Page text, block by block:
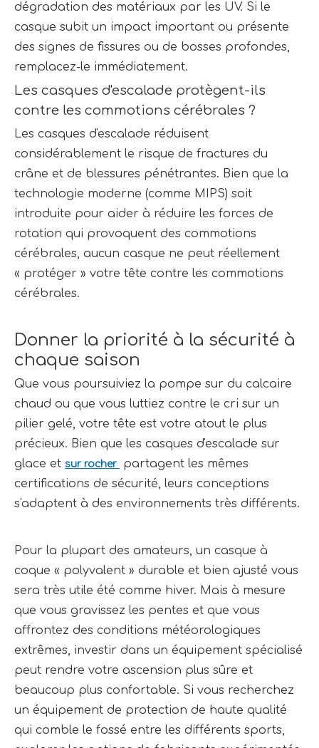
dégradation des matériaux par les UV. Si le
casque subit un impact important ou présente
des signes de fissures ou de bosses profondes,
remplacez-le immédiatement.
Les casques d'escalade protègent-ils
contre les commotions cérébrales ?
Les casques d'escalade réduisent
considérablement le risque de fractures du
crâne et de blessures pénétrantes. Bien que la
technologie moderne (comme MIPS) soit
introduite pour aider à réduire les forces de
rotation qui provoquent des commotions
cérébrales, aucun casque ne peut réellement
« protéger » votre tête contre les commotions
cérébrales.
Donner la priorité à la sécurité à
chaque saison
Que vous poursuiviez la pompe sur du calcaire
chaud ou que vous luttiez contre le cri sur un
pilier gelé, votre tête est votre atout le plus
précieux. Bien que les casques d'escalade sur
glace et sur rocher
partagent les mêmes
certifications de sécurité, leurs conceptions
s'adaptent à des environnements très différents.
Pour la plupart des amateurs, un casque à
coque « polyvalent » durable et bien ajusté vous
sera très utile été comme hiver. Mais à mesure
que vous gravissez les pentes et que vous
affrontez des conditions météorologiques
extrêmes, investir dans un équipement spécialisé
peut rendre votre ascension plus sûre et
beaucoup plus confortable. Si vous recherchez
un équipement de protection de haute qualité
qui comble le fossé entre les différents sports,